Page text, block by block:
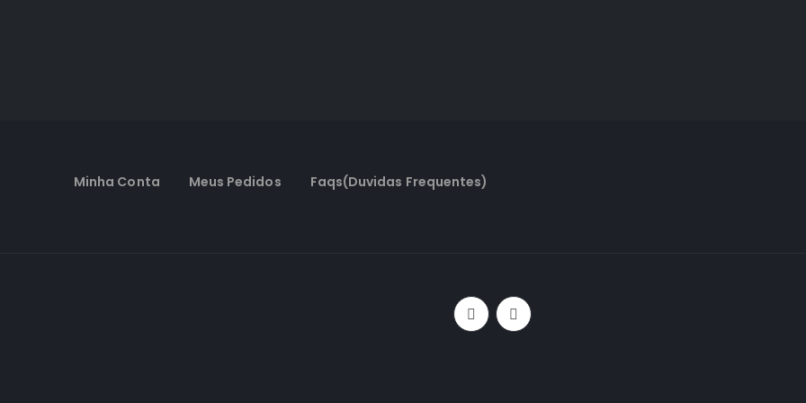
Minha Conta Meus Pedidos Faqs(Duvidas Frequentes)